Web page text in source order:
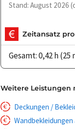
Stand: August 2026
Zeitansatz
Gesamt: 0,42 h (25
Weitere Leistungen
Deckungen /